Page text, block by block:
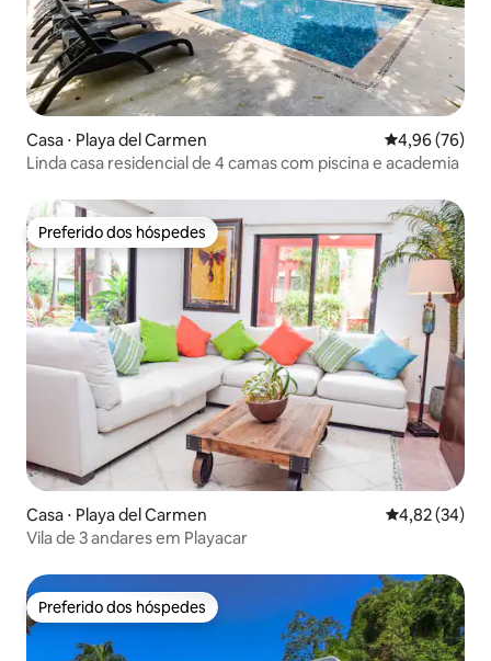
Casa ⋅ Playa del Carmen 4,96 de uma
4,96 (76)
Linda casa residencial de 4 camas com piscina e academia
Preferido dos hóspedes
Preferido dos hóspedes
Casa ⋅ Playa del Carmen 4,82 de uma
4,82 (34)
Vila de 3 andares em Playacar
Preferido dos hóspedes
Preferido dos hóspedes